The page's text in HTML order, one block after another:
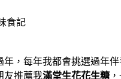
食記
年，每年我都會挑選過年
友推薦我滿堂生花花生糖